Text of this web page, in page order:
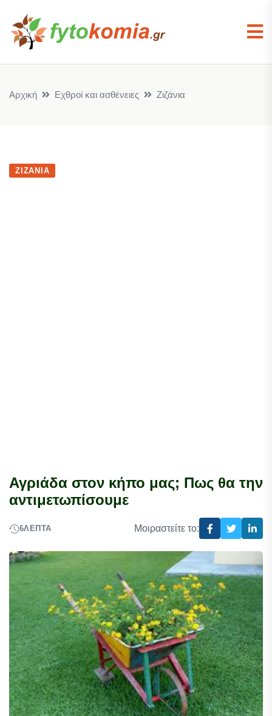
Αρχική Εχθροί και ασθένειες Ζιζάνια
ΖΙΖΆΝΙΑ
Αγριάδα στον κήπο μας; Πως θα την
αντιμετωπίσουμε
6ΛΕΠΤΆ Μοιραστείτε το: